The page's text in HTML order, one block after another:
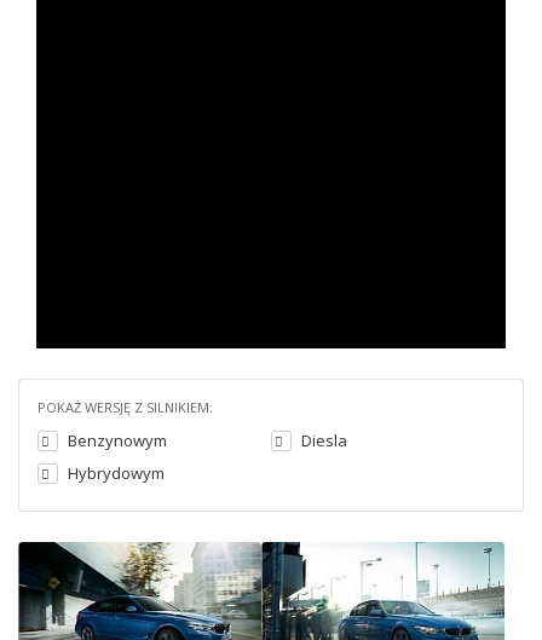
POKAŻ WERSJĘ Z SILNIKIEM:
Benzynowym
Diesla
Hybrydowym